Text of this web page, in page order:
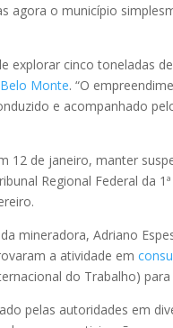
agora o município
explorar cinco toneladas
Monte. “O
e acompanhado
12 de janeiro, manter
Regional Federal da
mineradora, Adriano
a atividade em
do Trabalho)
pelas autoridades em